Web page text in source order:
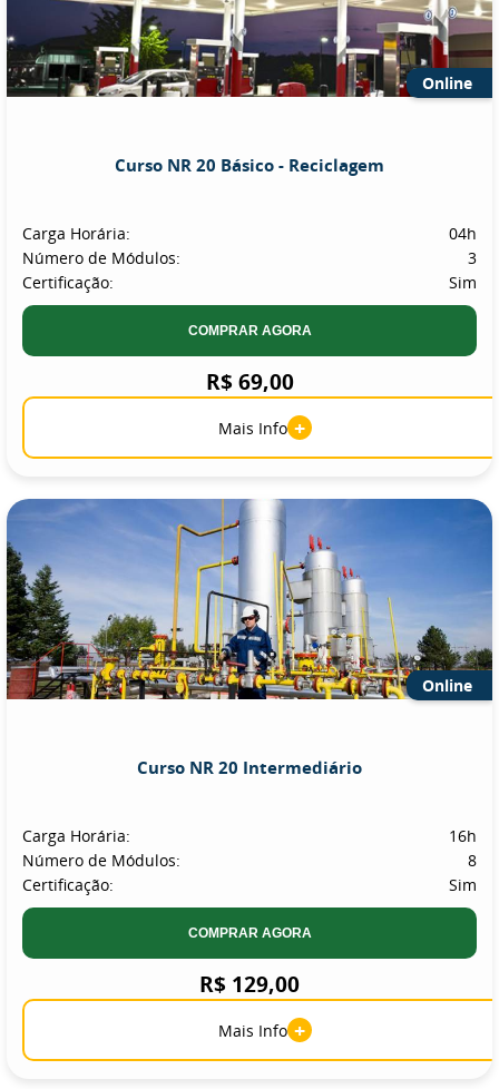
Online
Curso NR 20 Básico - Reciclagem
Carga Horária:
04h
Número de Módulos:
3
Certificação:
Sim
COMPRAR AGORA
R$ 69,00
Mais Info +
Online
Curso NR 20 Intermediário
Carga Horária:
16h
Número de Módulos:
8
Certificação:
Sim
COMPRAR AGORA
R$ 129,00
Mais Info +